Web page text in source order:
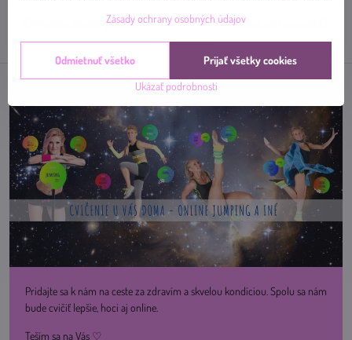
Predchádzajúci produkt Nasledujúci produkt
Pridajte sa k nám na ceste za zdravím a skvelou kondíciou. Spolu sa nám
bude cvičiť lepšie, hoci aj online.
Teším sa na Vás ♡
Zásady ochrany osobných údajov
Ukázať podrobnosti
Prijať všetky cookies
Odmietnuť všetko